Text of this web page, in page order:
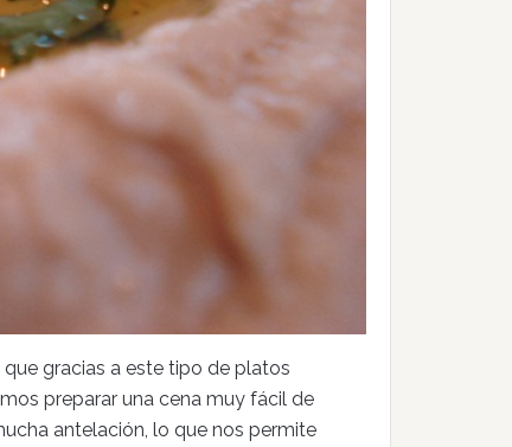
gracias a este tipo de platos
preparar una cena muy fácil de
antelación, lo que nos permite